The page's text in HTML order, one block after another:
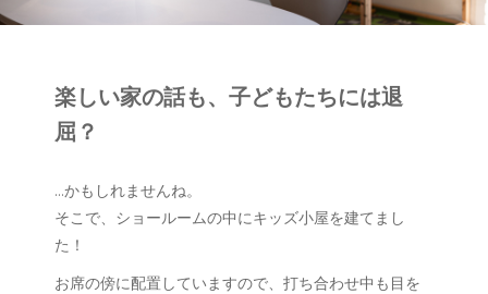
楽しい家の話も、子どもたちには退
屈？
…かもしれませんね。
そこで、ショールームの中にキッズ小屋を建てまし
た！
お席の傍に配置していますので、打ち合わせ中も目を